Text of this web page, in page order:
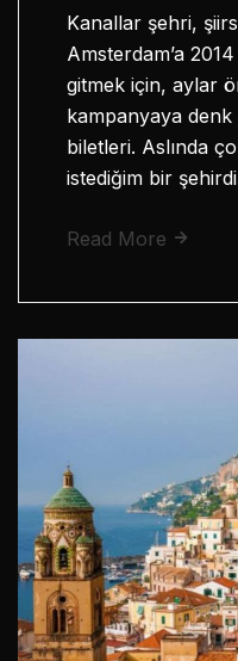
Kanallar şehri,
Amsterdam’a 2014
gitmek için, aylar
kampanyaya denk
biletleri. Aslında
istediğim bir
Read More